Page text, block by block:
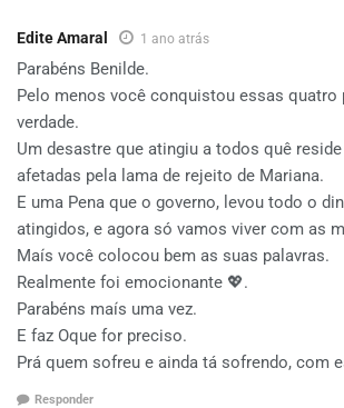
Edite Amaral 1 ano atrás
Parabéns Benilde.
Pelo menos você conquistou essas quatro
verdade.
Um desastre que atingiu a todos quê
afetadas pela lama de rejeito de Mariana.
E uma Pena que o governo, levou todo o
atingidos, e agora só vamos viver com as
Maís você colocou bem as suas palavras.
Realmente foi emocionante 💖.
Parabéns maís uma vez.
E faz Oque for preciso.
Prá quem sofreu e ainda tá sofrendo, com
Responder